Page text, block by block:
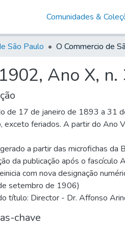
Comunidades &
São Paulo
Ano X, n.
de 17 de janeiro de 1893 a 31
exceto feriados. A partir do Ano
a partir das microfichas da
da publicação após o
com nova designação
setembro de 1906)
título: Director - Dr. Affonso
chave